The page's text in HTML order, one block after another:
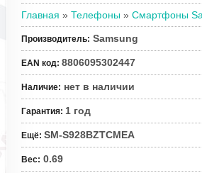
Главная » Телефоны » Смартфоны
Производитель: Samsung
EAN код: 8806095302447
Наличие: нет в наличии
Гарантия: 1 год
Ещё: SM-S928BZTCMEA
Вес: 0.69